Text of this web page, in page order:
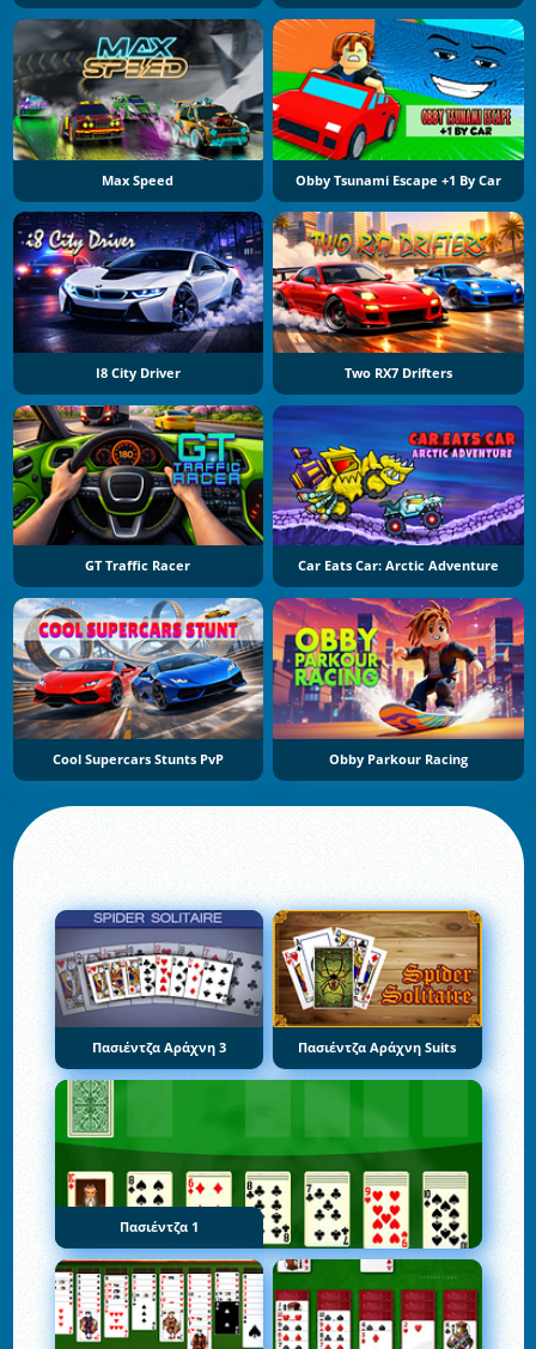
Max Speed Obby Tsunami Escape +1 By Car
I8 City Driver Two RX7 Drifters
GT Traffic Racer Car Eats Car: Arctic Adventure
Cool Supercars Stunts PvP Obby Parkour Racing
Πασιέντζα Αράχνη 3 Πασιέντζα Αράχνη Suits
Πασιέντζα 1